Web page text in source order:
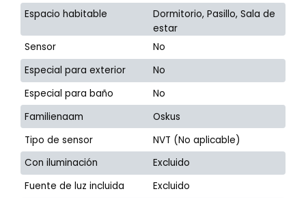
Espacio habitable
Dormitorio, Pasillo, Sala de
estar
Sensor
No
Especial para exterior
No
Especial para baño
No
Familienaam
Oskus
Tipo de sensor
NVT (No aplicable)
Con iluminación
Excluido
Fuente de luz incluida
Excluido